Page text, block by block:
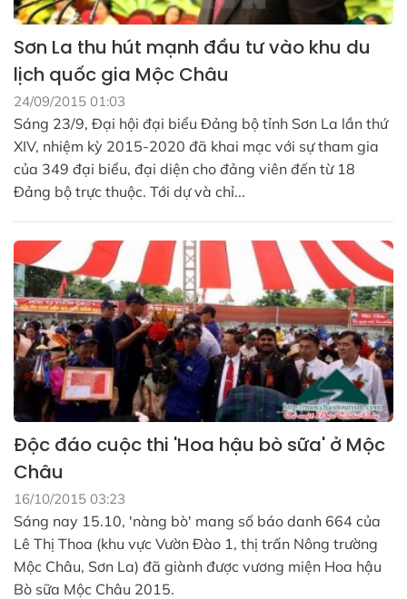
Sơn La thu hút mạnh đầu tư vào khu du
lịch quốc gia Mộc Châu
24/09/2015 01:03
Sáng 23/9, Đại hội đại biểu Đảng bộ tỉnh Sơn La lần thứ
XIV, nhiệm kỳ 2015-2020 đã khai mạc với sự tham gia
của 349 đại biểu, đại diện cho đảng viên đến từ 18
Đảng bộ trực thuộc. Tới dự và chỉ...
Độc đáo cuộc thi 'Hoa hậu bò sữa' ở Mộc
Châu
16/10/2015 03:23
Sáng nay 15.10, 'nàng bò' mang số báo danh 664 của
Lê Thị Thoa (khu vực Vườn Đào 1, thị trấn Nông trường
Mộc Châu, Sơn La) đã giành được vương miện Hoa hậu
Bò sữa Mộc Châu 2015.